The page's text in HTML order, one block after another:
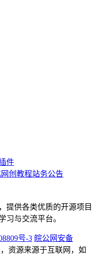
件
网创教程站务公告
提供各类优质的开源项目
习与交流平台。
号-3 皖公网安备
资源来源于互联网，如